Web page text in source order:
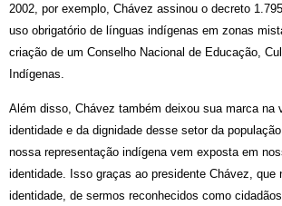
2002, por exemplo, Chávez assinou o decreto
uso obrigatório de línguas indígenas em zonas
criação de um Conselho Nacional de Educação,
Indígenas.
Além disso, Chávez também deixou sua marca na
identidade e da dignidade desse setor da
nossa representação indígena vem exposta em
identidade. Isso graças ao presidente Chávez, que
identidade, de sermos reconhecidos como